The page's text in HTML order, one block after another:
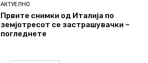
АКТУЕЛНО
Првите снимки од Италија по
земјотресот се застрашувачки –
погледнете